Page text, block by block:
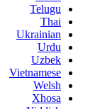
Telugu
Thai
Ukrainian
Urdu
Uzbek
Vietnamese
Welsh
Xhosa